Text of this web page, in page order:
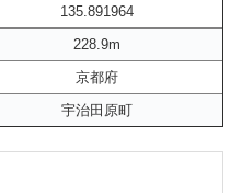
135.891964
228.9m
京都府
宇治田原町